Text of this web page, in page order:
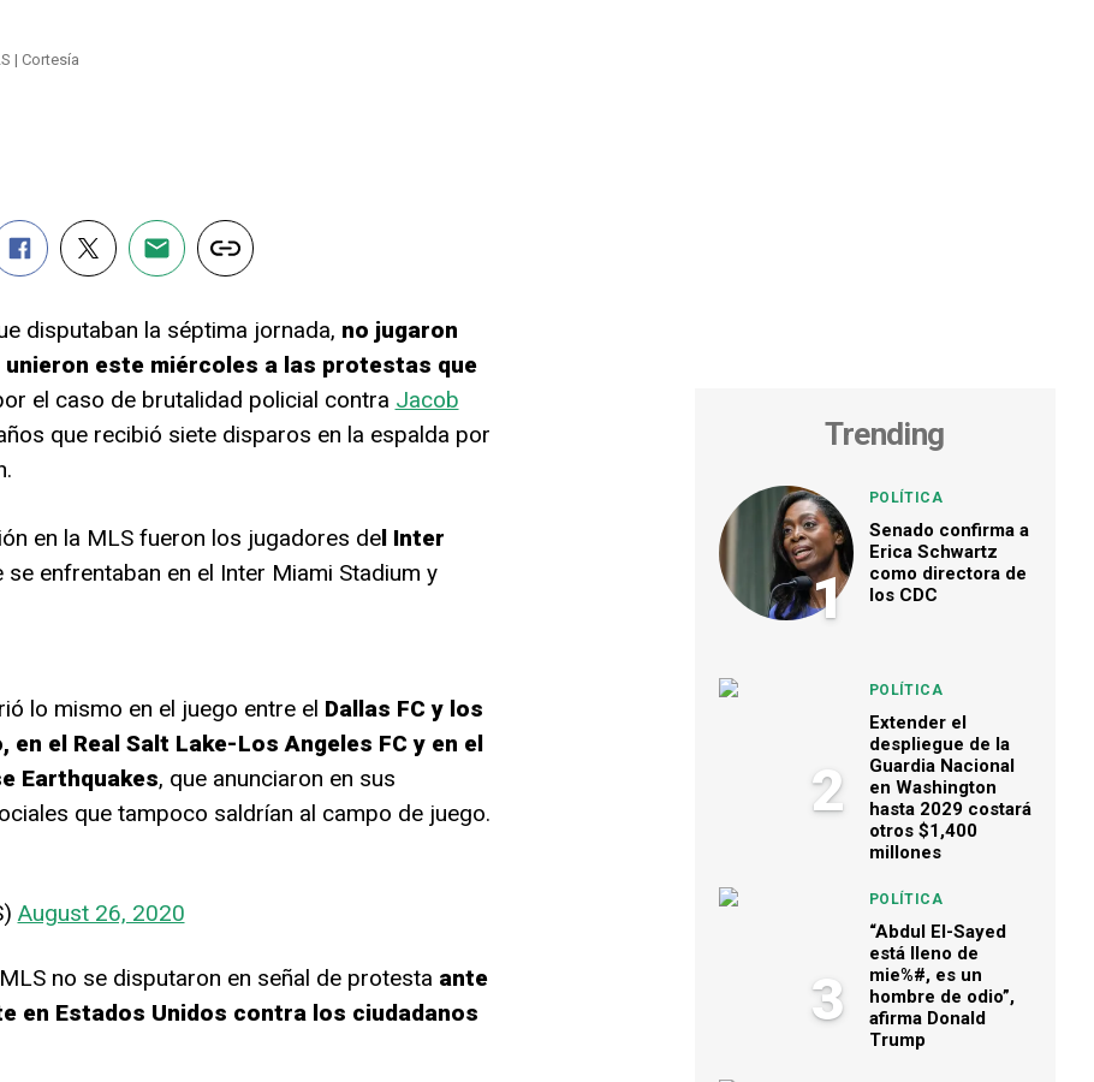
| Cortesía
disputaban la séptima jornada, no jugaron
este miércoles a las protestas que
el caso de brutalidad policial contra Jacob
que recibió siete disparos en la espalda por
en la MLS fueron los jugadores del Inter
se enfrentaban en el Inter Miami Stadium y
lo mismo en el juego entre el Dallas FC y los
en el Real Salt Lake-Los Angeles FC y en el
Earthquakes, que anunciaron en sus
que tampoco saldrían al campo de juego.
August 26, 2020
no se disputaron en señal de protesta ante
en Estados Unidos contra los ciudadanos
Trending
1
POLÍTICA
Senado confirma a
Erica Schwartz
como directora de
los CDC
2
POLÍTICA
Extender el
despliegue de la
Guardia Nacional
en Washington
hasta 2029 costará
otros $1,400
millones
3
POLÍTICA
“Abdul El-Sayed
está lleno de
mie%#, es un
hombre de odio”,
afirma Donald
Trump